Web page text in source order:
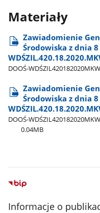
Materiały
Zawiadomienie
Środowiska z dnia
DOOŚ-
Zawiadomienie
Środowiska z dnia
DOOŚ-
0.04MB
Informacje o